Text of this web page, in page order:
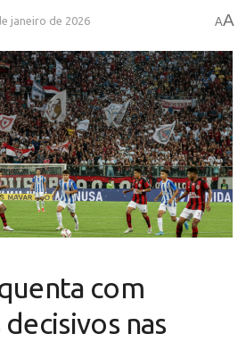
janeiro de 2026 AA
com
nas